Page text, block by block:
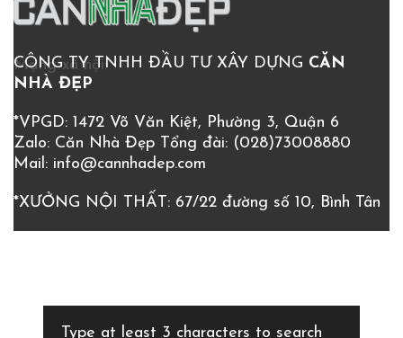
Mạng xã hội:
CÔNG TY TNHH ĐẦU TƯ XÂY DỰNG CĂN
NHÀ ĐẸP
*VPGD: 1472 Võ Văn Kiệt, Phường 3, Quận 6
Zalo: Căn Nhà Đẹp Tổng đài: (028)73008880
Mail: info@cannhadep.com
*XƯỞNG NỘI THẤT: 67/22 đường số 10, Bình Tân